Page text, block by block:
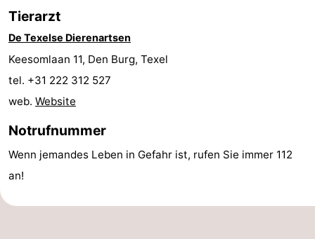
(mit
Frühstück)
Lastminutes
Strand
&
tun
-
Museen
-
Denkmäler
Tierarzt
De Texelse Dierenartsen
Keesomlaan 11, Den Burg, Texel
tel. +31 222 312 527
web. Website
Notrufnummer
Wenn jemandes Leben in Gefahr ist, rufen Sie immer 112
an!